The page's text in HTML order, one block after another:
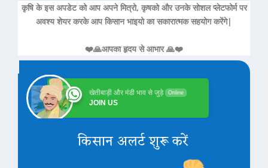
कृषि के इस अपडेट को आप अपने मित्रो, कृषको और उनके सोशल प्लेटफोर्म पर
अवश्य शेयर करके आप किसान भाइयो का सकारात्मक सहयोग करेंगे|
❤️🙏आपका हृदय से आभार 🙏❤️
खेतीबाड़ी और मंडी भाव से जुड़े Online
JOIN US
किसान अलर्ट शुरू करें